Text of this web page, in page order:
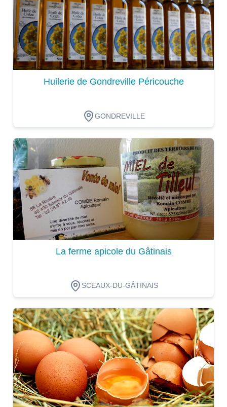
Huilerie de Gondreville Péricouche
GONDREVILLE
Dégustation
La ferme apicole du Gâtinais
SCEAUX-DU-GÂTINAIS
Dégustation